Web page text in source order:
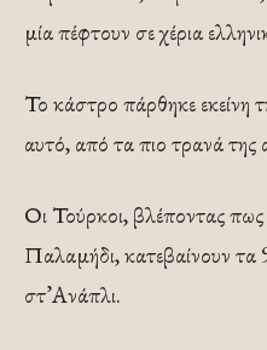
μία πέφτουν σε χέρια
Το κάστρο πάρθηκε εκείνη
αυτό, από τα πιο τρανά της
Οι Τούρκοι, βλέποντας πως
Παλαμήδι, κατεβαίνουν τα
στ’Ανάπλι.